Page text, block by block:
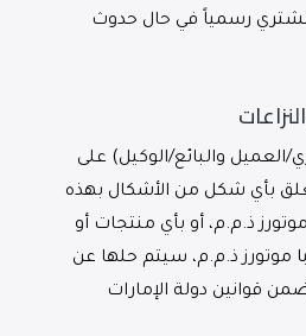
رسمياً في حال حدوث
العميل والبائع/الوكيل) على
بأي شكل من الأشكال بهذه
ذ.م.م، أو بأي منتجات أو
موتورز ذ.م.م، سيتم حلها عن
قوانين دولة الإمارات